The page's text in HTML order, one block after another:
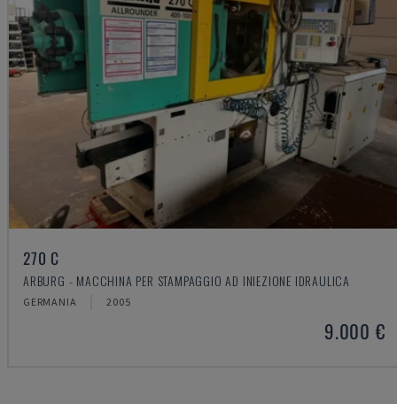
270 C
ARBURG - MACCHINA PER STAMPAGGIO AD INIEZIONE IDRAULICA
GERMANIA 2005
9.000 €